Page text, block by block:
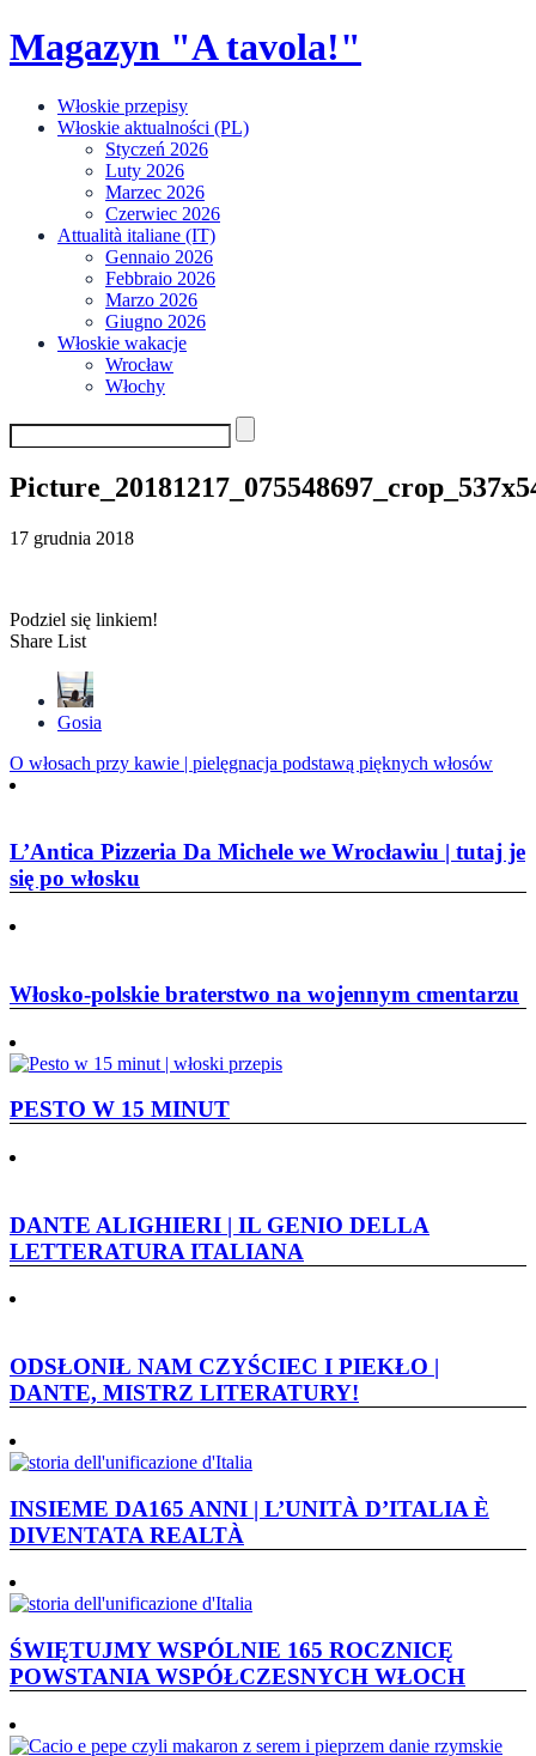
Skip
to
Magazyn "A tavola!"
Włoskie przepisy
Włoskie aktualności (PL)
Styczeń 2026
Luty 2026
Marzec 2026
Czerwiec 2026
Attualità italiane (IT)
Gennaio 2026
Febbraio 2026
Marzo 2026
Giugno 2026
Włoskie wakacje
Wrocław
Włochy
17 grudnia 2018
Podziel się linkiem!
Share List
Gosia
Nawigacja
wpisu
O włosach przy kawie | pielęgnacja podstawą pięknych włosów
L’Antica Pizzeria Da Michele we Wrocławiu | tutaj je
się po włosku
Włosko-polskie braterstwo na wojennym cmentarzu
PESTO W 15 MINUT
DANTE ALIGHIERI | IL GENIO DELLA
LETTERATURA ITALIANA
ODSŁONIŁ NAM CZYŚCIEC I PIEKŁO |
DANTE, MISTRZ LITERATURY!
INSIEME DA165 ANNI | L’UNITÀ D’ITALIA È
DIVENTATA REALTÀ
ŚWIĘTUJMY WSPÓLNIE 165 ROCZNICĘ
POWSTANIA WSPÓŁCZESNYCH WŁOCH